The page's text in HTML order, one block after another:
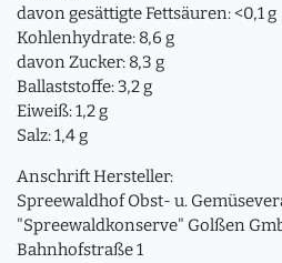
davon gesättigte Fettsäuren: <0,1 g
Kohlenhydrate: 8,6 g
davon Zucker: 8,3 g
Ballaststoffe: 3,2 g
Eiweiß: 1,2 g
Salz: 1,4 g
Anschrift Hersteller:
Spreewaldhof Obst- u.
"Spreewaldkonserve" Golßen
Bahnhofstraße 1